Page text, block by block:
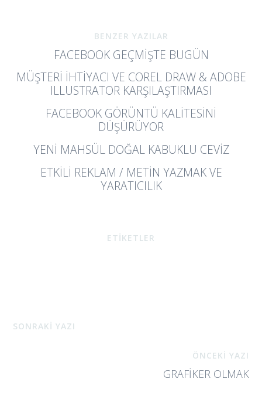
BENZER YAZILAR
FACEBOOK GEÇMIŞTE BUGÜN
MÜŞTERI İHTIYACI VE COREL DRAW & ADOBE
ILLUSTRATOR KARŞILAŞTIRMASI
FACEBOOK GÖRÜNTÜ KALITESINI
DÜŞÜRÜYOR
YENI MAHSÜL DOĞAL KABUKLU CEVİZ
ETKILI REKLAM / METIN YAZMAK VE
YARATICILIK
ETİKETLER
SONRAKİ YAZI
ÖNCEKİ YAZI
GRAFIKER OLMAK